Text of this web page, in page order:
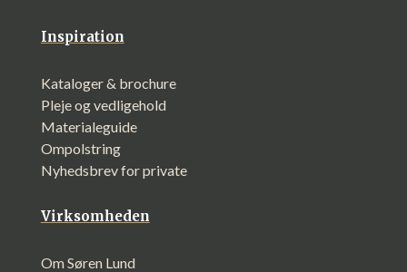
Inspiration
Kataloger & brochure
Pleje og vedligehold
Materialeguide
Ompolstring
Nyhedsbrev for private
Virksomheden
Om Søren Lund